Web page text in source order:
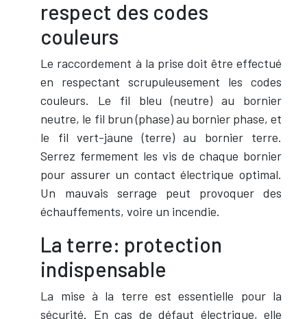
respect des codes
couleurs
Le raccordement à la prise doit être effectué
en respectant scrupuleusement les codes
couleurs. Le fil bleu (neutre) au bornier
neutre, le fil brun (phase) au bornier phase, et
le fil vert-jaune (terre) au bornier terre.
Serrez fermement les vis de chaque bornier
pour assurer un contact électrique optimal.
Un mauvais serrage peut provoquer des
échauffements, voire un incendie.
La terre: protection
indispensable
La mise à la terre est essentielle pour la
sécurité. En cas de défaut électrique, elle